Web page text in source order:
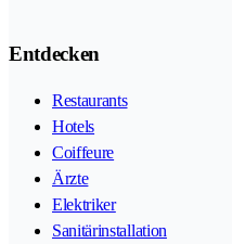
Entdecken
Restaurants
Hotels
Coiffeure
Ärzte
Elektriker
Sanitärinstallation